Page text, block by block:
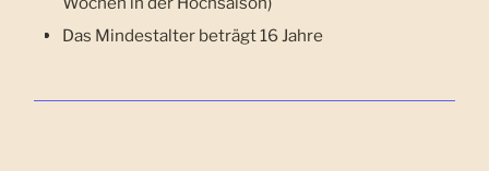
Das Mindestalter beträgt 16 Jahre